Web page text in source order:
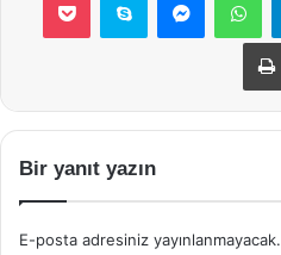
Bir yanıt yazın
E-posta adresiniz yayınlanmayacak.